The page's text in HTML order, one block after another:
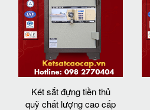
Két sắt đựng tiền thủ
quỹ chất lượng cao cấp